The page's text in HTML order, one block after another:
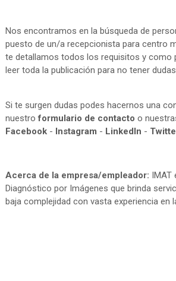
Nos encontramos en la búsqueda de
puesto de un/a recepcionista para centro
te detallamos todos los requisitos y como
leer toda la publicación para no tener
Si te surgen dudas podes hacernos una
nuestroformulario de contacto o
Facebook- Instagram - LinkedIn -
Acerca de la empresa/empleador: IMAT
Diagnóstico por Imágenes que brinda
baja complejidad con vasta experiencia en